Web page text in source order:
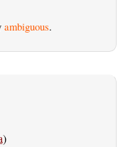
ambiguous.
)